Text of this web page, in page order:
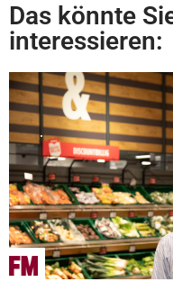
Das könnte
interessieren: